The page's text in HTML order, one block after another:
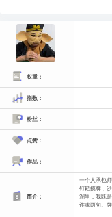
权重：
指数：
粉丝：
点赞：
作品：
简介：
一个人承包
钉耙摸牌，
湖里，我既
诈唬两句。